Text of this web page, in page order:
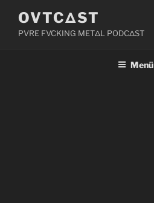
Inhalt
springen
OVTCΔST
PVRE FVCKING METΔL PODCΔST
Menü